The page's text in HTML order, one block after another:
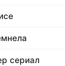
сериал